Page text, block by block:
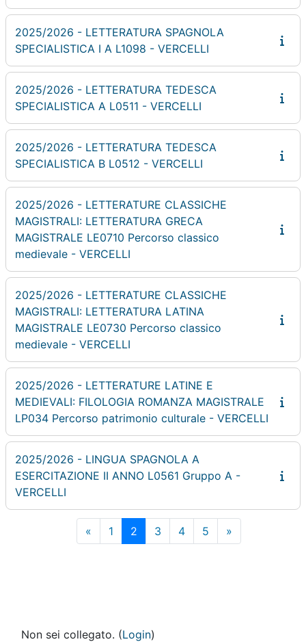
2025/2026 - LETTERATURA SPAGNOLA
SPECIALISTICA I A L1098 - VERCELLI
2025/2026 - LETTERATURA TEDESCA
SPECIALISTICA A L0511 - VERCELLI
2025/2026 - LETTERATURA TEDESCA
SPECIALISTICA B L0512 - VERCELLI
2025/2026 - LETTERATURE CLASSICHE
MAGISTRALI: LETTERATURA GRECA
MAGISTRALE LE0710 Percorso classico
medievale - VERCELLI
2025/2026 - LETTERATURE CLASSICHE
MAGISTRALI: LETTERATURA LATINA
MAGISTRALE LE0730 Percorso classico
medievale - VERCELLI
2025/2026 - LETTERATURE LATINE E
MEDIEVALI: FILOLOGIA ROMANZA MAGISTRALE
LP034 Percorso patrimonio culturale - VERCELLI
2025/2026 - LINGUA SPAGNOLA A
ESERCITAZIONE II ANNO L0561 Gruppo A -
VERCELLI
« Pagina precedente
1Pagina 1
2Pagina 2
3Pagina 3
4Pagina 4
5Pagina 5
»Pagina
Non sei collegato. (Login)